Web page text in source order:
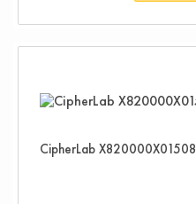
CipherLab X820000X01508